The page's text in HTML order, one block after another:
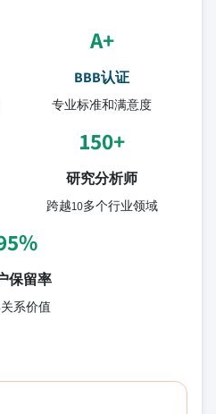
A+
BBB认证
专业标准和满意度
150+
研究分析师
跨越10多个行业领域
保留率
系价值